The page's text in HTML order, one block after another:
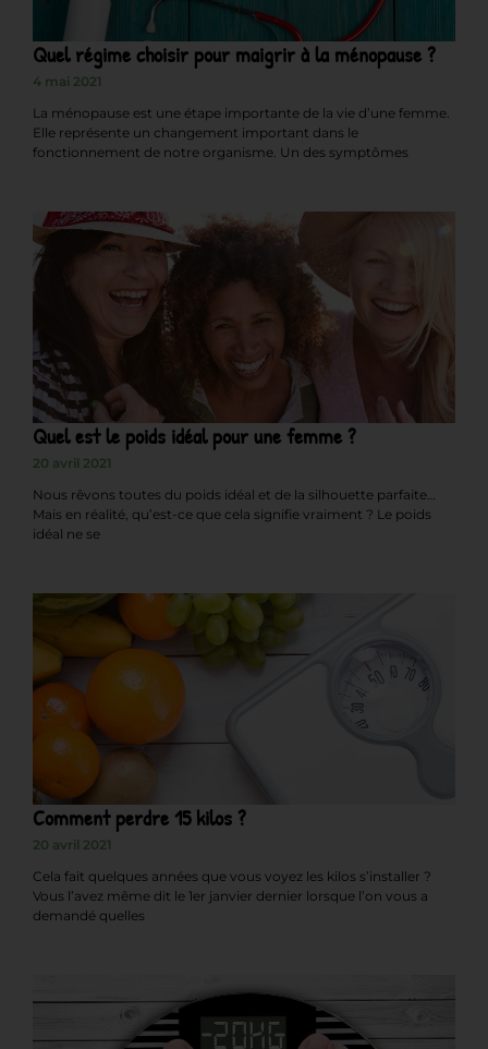
Quel régime choisir pour maigrir à la ménopause ?
4 mai 2021
La ménopause est une étape importante de la vie d’une femme.
Elle représente un changement important dans le
fonctionnement de notre organisme. Un des symptômes
Quel est le poids idéal pour une femme ?
20 avril 2021
Nous rêvons toutes du poids idéal et de la silhouette parfaite…
Mais en réalité, qu’est-ce que cela signifie vraiment ? Le poids
idéal ne se
Comment perdre 15 kilos ?
20 avril 2021
Cela fait quelques années que vous voyez les kilos s’installer ?
Vous l’avez même dit le 1er janvier dernier lorsque l’on vous a
demandé quelles